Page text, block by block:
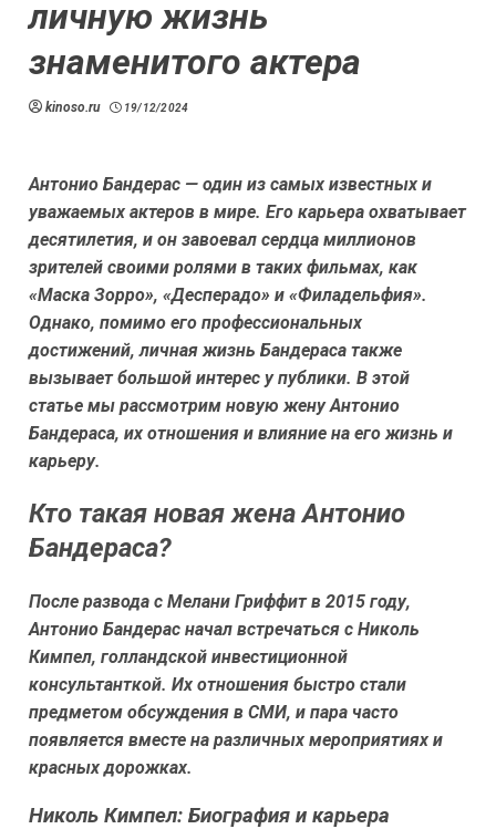
личную жизнь
знаменитого актера
kinoso.ru 19/12/2024
Антонио Бандерас — один из самых известных и
уважаемых актеров в мире. Его карьера охватывает
десятилетия, и он завоевал сердца миллионов
зрителей своими ролями в таких фильмах, как
«Маска Зорро», «Десперадо» и «Филадельфия».
Однако, помимо его профессиональных
достижений, личная жизнь Бандераса также
вызывает большой интерес у публики. В этой
статье мы рассмотрим новую жену Антонио
Бандераса, их отношения и влияние на его жизнь и
карьеру.
Кто такая новая жена Антонио
Бандераса?
После развода с Мелани Гриффит в 2015 году,
Антонио Бандерас начал встречаться с Николь
Кимпел, голландской инвестиционной
консультанткой. Их отношения быстро стали
предметом обсуждения в СМИ, и пара часто
появляется вместе на различных мероприятиях и
красных дорожках.
Николь Кимпел: Биография и карьера